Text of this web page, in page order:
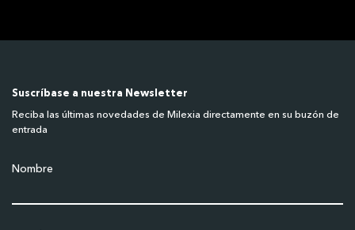
Suscríbase a nuestra Newsletter
Reciba las últimas novedades de Milexia directamente en su buzón de
entrada
Nombre